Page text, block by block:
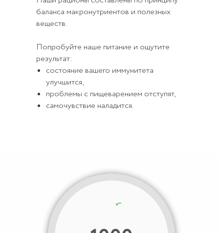
баланса макронутриентов и полезных
веществ.
Попробуйте наше питание и ощутите
результат:
состояние вашего иммунитета
улучшится,
проблемы с пищеварением отступят,
самочувствие наладится.